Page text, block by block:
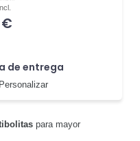
€
de entrega
para mayor